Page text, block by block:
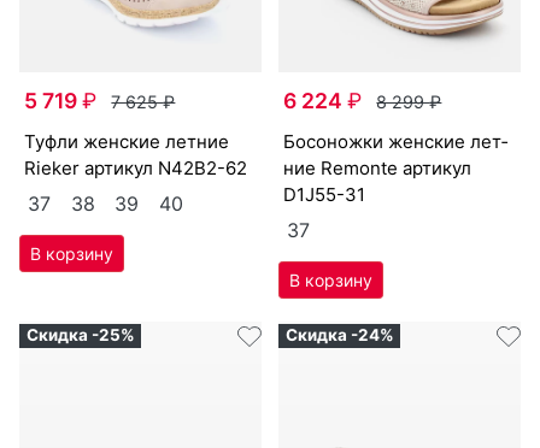
5 719₽ 7 625₽
туф­ли женс­кие лет­ние
Ri­eker артикул N42B2-62
37 38 39 40
6 224₽ 8 299₽
бо­сонож­ки женс­кие лет­
ние Re­mon­te артикул
D1J55-31
37
Скидка -25% Скидка -24%